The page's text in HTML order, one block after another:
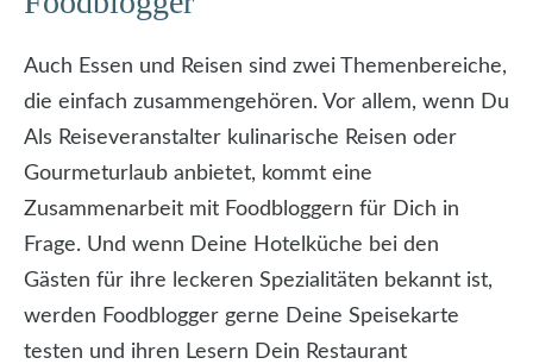
Auch Essen und Reisen sind zwei Themenbereiche,
die einfach zusammengehören. Vor allem, wenn Du
Als Reiseveranstalter kulinarische Reisen oder
Gourmeturlaub anbietet, kommt eine
Zusammenarbeit mit Foodbloggern für Dich in
Frage. Und wenn Deine Hotelküche bei den
Gästen für ihre leckeren Spezialitäten bekannt ist,
werden Foodblogger gerne Deine Speisekarte
testen und ihren Lesern Dein Restaurant